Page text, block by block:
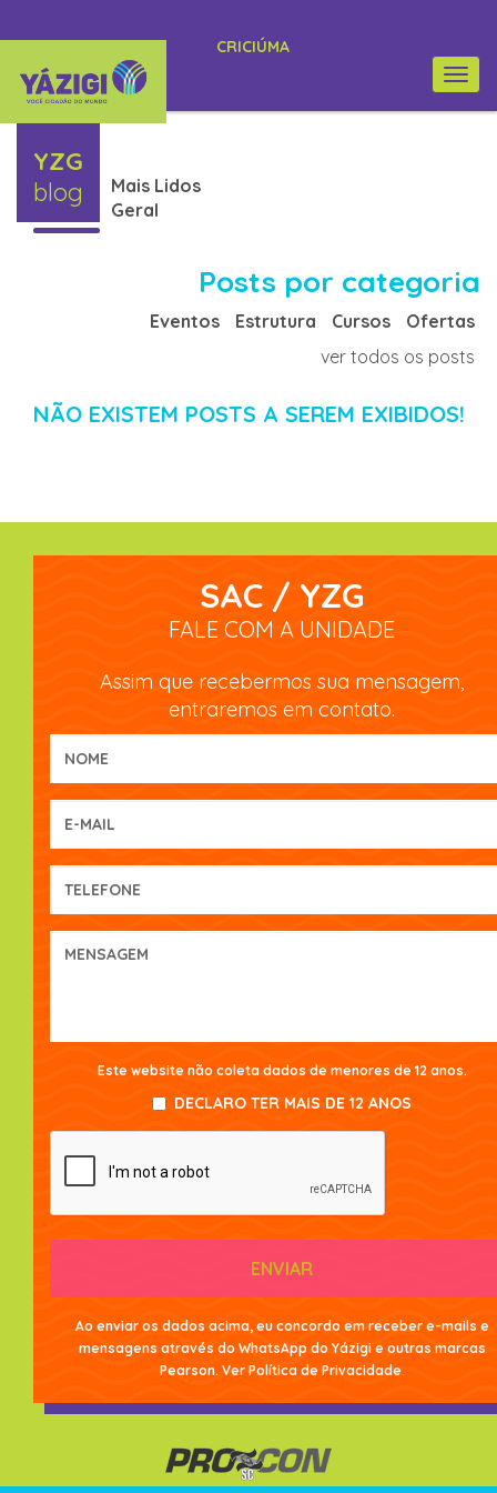
CRICIÚMA
YZG
blog
Mais Lidos
Geral
Posts por categoria
Eventos Estrutura Cursos
Ofertas
ver todos os posts
NÃO EXISTEM POSTS A SEREM EXIBIDOS!
SAC / YZG
FALE COM A UNIDADE
Assim que recebermos sua mensagem,
entraremos em contato.
Este website não coleta dados de menores de 12 anos.
DECLARO TER MAIS DE 12 ANOS
ENVIAR
Ao enviar os dados acima, eu concordo em receber e-mails e
mensagens através do WhatsApp do Yázigi e outras marcas
Pearson. Ver Política de Privacidade.